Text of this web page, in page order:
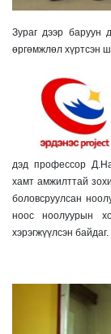
Зураг дээр баруун
өргөмжлөл хүртсэн
дэд профессор
хамт амжилттай
боловсруулсан
ноос ноолуурын
хэрэгжүүлсэн байдаг.